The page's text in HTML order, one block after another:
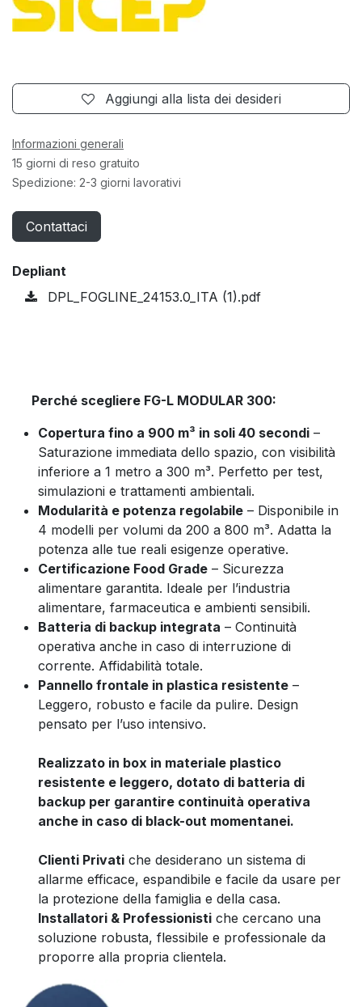
Aggiungi alla lista dei desideri
Informazioni generali
15 giorni di reso gratuito
Spedizione: 2-3 giorni lavorativi
Contattaci
Depliant
DPL_FOGLINE_24153.0_ITA (1).pdf
Perché scegliere FG-L MODULAR 300:
Copertura fino a 900 m³ in soli 40 secondi –
Saturazione immediata dello spazio, con visibilità
inferiore a 1 metro a 300 m³. Perfetto per test,
simulazioni e trattamenti ambientali.
Modularità e potenza regolabile – Disponibile in
4 modelli per volumi da 200 a 800 m³. Adatta la
potenza alle tue reali esigenze operative.
Certificazione Food Grade – Sicurezza
alimentare garantita. Ideale per l’industria
alimentare, farmaceutica e ambienti sensibili.
Batteria di backup integrata – Continuità
operativa anche in caso di interruzione di
corrente. Affidabilità totale.
Pannello frontale in plastica resistente –
Leggero, robusto e facile da pulire. Design
pensato per l’uso intensivo.
Realizzato in box in materiale plastico
resistente e leggero, dotato di batteria di
backup per garantire continuità operativa
anche in caso di black-out momentanei.
Clienti Privati che desiderano un sistema di
allarme efficace, espandibile e facile da usare per
la protezione della famiglia e della casa.
Installatori & Professionisti che cercano una
soluzione robusta, flessibile e professionale da
proporre alla propria clientela.